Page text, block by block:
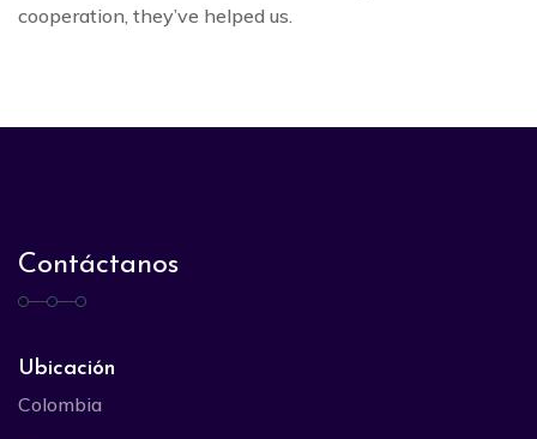
cooperation, they’ve helped us.
Contáctanos
Ubicación
Colombia